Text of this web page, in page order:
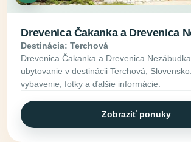
Drevenica Čakanka a Drevenica
Destinácia: Terchová
Drevenica Čakanka a Drevenica
ubytovanie v destinácii Terchová,
vybavenie, fotky a ďalšie informácie.
Zobraziť ponuky